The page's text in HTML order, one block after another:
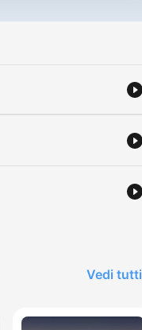
Vedi tutti